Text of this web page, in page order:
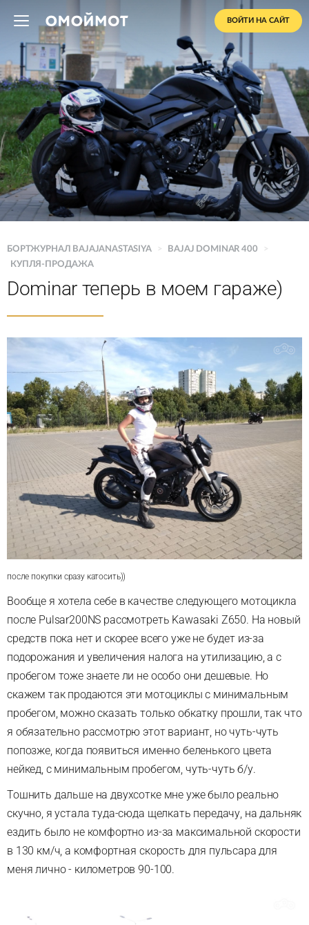
ВОЙТИ НА САЙТ
БОРТЖУРНАЛ BAJAJANASTASIYA > BAJAJ DOMINAR 400
>
КУПЛЯ-ПРОДАЖА
Dominar теперь в моем гараже)
после покупки сразу катосить))
Вообще я хотела себе в качестве следующего мотоцикла
после Pulsar200NS рассмотреть Kawasaki Z650. На новый
средств пока нет и скорее всего уже не будет из-за
подорожания и увеличения налога на утилизацию, а с
пробегом тоже знаете ли не особо они дешевые. Но
скажем так продаются эти мотоциклы с минимальным
пробегом, можно сказать только обкатку прошли, так что
я обязательно рассмотрю этот вариант, но чуть-чуть
попозже, когда появиться именно беленького цвета
нейкед, с минимальным пробегом, чуть-чуть б/у.
Тошнить дальше на двухсотке мне уже было реально
скучно, я устала туда-сюда щелкать передачу, на дальняк
ездить было не комфортно из-за максимальной скорости
в 130 км/ч, а комфортная скорость для пульсара для
меня лично - километров 90-100.